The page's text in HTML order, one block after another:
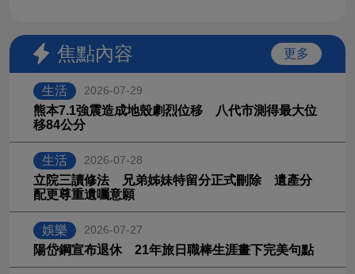
焦點內容 更多
生活 2026-07-29
熊本7.1強震造成地殼劇烈位移 八代市測得最大位
移84公分
生活 2026-07-28
立院三讀修法 兄弟姊妹特留分正式刪除 遺產分
配更尊重遺囑意願
娛樂 2026-07-27
陽岱鋼宣布退休 21年旅日職棒生涯畫下完美句點